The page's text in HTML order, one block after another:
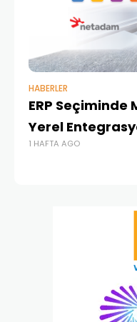
HABERLER
ERP Seçiminde
Yerel
1 HAFTA AGO